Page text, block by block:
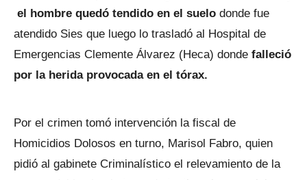
el hombre quedó tendido en el suelo donde fue
atendido Sies que luego lo trasladó al Hospital de
Emergencias Clemente Álvarez (Heca) donde falleció
por la herida provocada en el tórax.
Por el crimen tomó intervención la fiscal de
Homicidios Dolosos en turno, Marisol Fabro, quien
pidió al gabinete Criminalístico el relevamiento de la